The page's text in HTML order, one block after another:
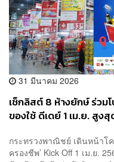
31 มีนาคม 2026
เช็กลิสต์ 8 ห้างยักษ์ ร่วม
ของใช้ ดีเดย์ 1 เม.ย. สูง
กระทรวงพาณิชย์ เดินหน้าโ
ครองชีพ’ Kick Off 1 เม.ย.